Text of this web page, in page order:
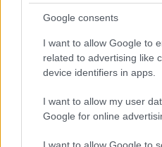
Google consents
I want to allow Google to
related to advertising like
device identifiers in apps.
I want to allow my user
Google for online
I want to allow Google to
ΤΟ ΠΑΡΟΝ